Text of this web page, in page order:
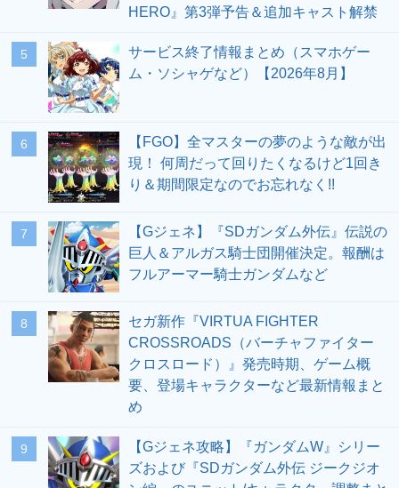
HERO』第3弾予告＆追加キャスト解禁
5
サービス終了情報まとめ（スマホゲー
ム・ソシャゲなど）【2026年8月】
6
【FGO】全マスターの夢のような敵が出
現！ 何周だって回りたくなるけど1回き
り＆期間限定なのでお忘れなく!!
7
【Gジェネ】『SDガンダム外伝』伝説の
巨人＆アルガス騎士団開催決定。報酬は
フルアーマー騎士ガンダムなど
8
セガ新作『VIRTUA FIGHTER
CROSSROADS（バーチャファイター
クロスロード）』発売時期、ゲーム概
要、登場キャラクターなど最新情報まと
め
9
【Gジェネ攻略】『ガンダムW』シリー
ズおよび『SDガンダム外伝 ジークジオ